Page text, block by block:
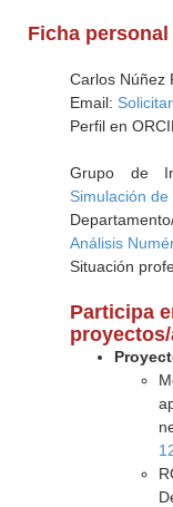
Ficha
Carlos Núñez
Email:
Perfil en
Grupo de
Simulación
Análisis
Situación
Participa